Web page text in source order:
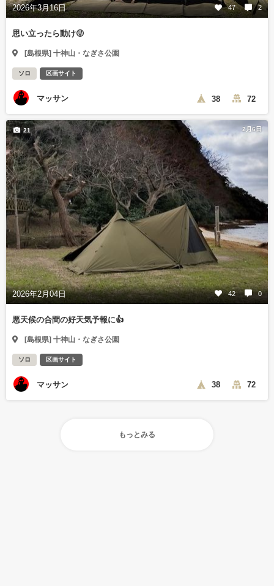
2026年3月16日 47 2
思い立ったら動け😜
[島根県] 十神山・なぎさ公園
ソロ 区画サイト
マッサン 38 72
2月6日
2026年2月04日 42 0
21
悪天候の合間の好天気予報に👍
[島根県] 十神山・なぎさ公園
ソロ 区画サイト
マッサン 38 72
もっとみる